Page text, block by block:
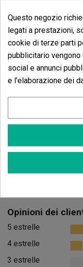
5,40 €
Opinioni dei
5 estrelle
4 estrelle
3 estrelle
Questo negozio
legati a prestazioni,
cookie di terze parti
pubblicitario
social e annunci
e l'elaborazione dei